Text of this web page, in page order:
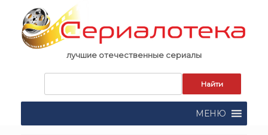
content
лучшие отечественные сериалы
поиска:
МЕНЮ